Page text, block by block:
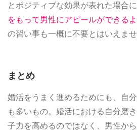
とポジティブな効果が表れた場合に
をもって男性にアピールができる
の習い事も一概に不要とはいえませ
まとめ
婚活をうまく進めるためにも、自
も多いもの。婚活における自分磨
子力を高めるのではなく、男性か